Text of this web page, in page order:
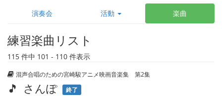
演奏会 活動 楽曲
練習楽曲リスト
115 件中 101 - 110 件表示
混声合唱のための宮崎駿アニメ映画音楽集 第2集
🎵 さんぽ 終了